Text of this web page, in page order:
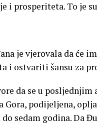
i prosperiteta. To je
je vjerovala da će
i ostvariti šansu za
da se u posljednjim
Gora, podijeljena,
do sedam godina. Da